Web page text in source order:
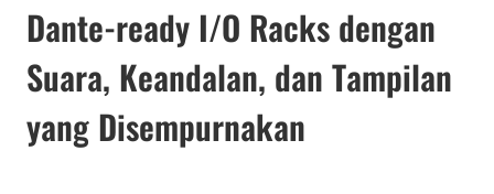
Dante-ready I/O Racks dengan
Suara, Keandalan, dan Tampilan
yang Disempurnakan